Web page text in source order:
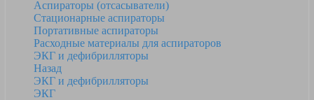
Аспираторы (отсасыватели)
Стационарные аспираторы
Портативные аспираторы
Расходные материалы для аспираторов
ЭКГ и дефибрилляторы
Назад
ЭКГ и дефибрилляторы
ЭКГ